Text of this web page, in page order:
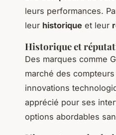
leurs performances.
leur historique et leur
Historique et
Des marques comme
marché des
innovations
apprécié pour ses
options abordables